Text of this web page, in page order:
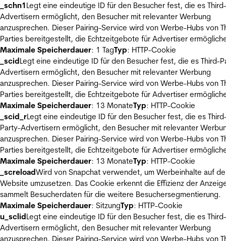
_schn1Legt eine eindeutige ID für den Besucher fest, die es
Advertisern ermöglicht, den Besucher mit relevanter Werbung
anzusprechen. Dieser Pairing-Service wird von Werbe-Hubs von
Parties bereitgestellt, die Echtzeitgebote für Advertiser
Maximale Speicherdauer: 1 TagTyp: HTTP-Cookie
_scidLegt eine eindeutige ID für den Besucher fest, die es Third-
Advertisern ermöglicht, den Besucher mit relevanter Werbung
anzusprechen. Dieser Pairing-Service wird von Werbe-Hubs von
Parties bereitgestellt, die Echtzeitgebote für Advertiser
Maximale Speicherdauer: 13 MonateTyp: HTTP-Cookie
_scid_rLegt eine eindeutige ID für den Besucher fest, die es
Party-Advertisern ermöglicht, den Besucher mit relevanter
anzusprechen. Dieser Pairing-Service wird von Werbe-Hubs von
Parties bereitgestellt, die Echtzeitgebote für Advertiser
Maximale Speicherdauer: 13 MonateTyp: HTTP-Cookie
_screloadWird von Snapchat verwendet, um Werbeinhalte auf
Website umzusetzen. Das Cookie erkennt die Effizienz der
sammelt Besucherdaten für die weitere Besuchersegmentierung.
Maximale Speicherdauer: SitzungTyp: HTTP-Cookie
u_sclidLegt eine eindeutige ID für den Besucher fest, die es
Advertisern ermöglicht, den Besucher mit relevanter Werbung
anzusprechen. Dieser Pairing-Service wird von Werbe-Hubs von